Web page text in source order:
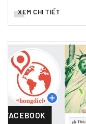
XEM CHI TIẾT
FACEBOOK